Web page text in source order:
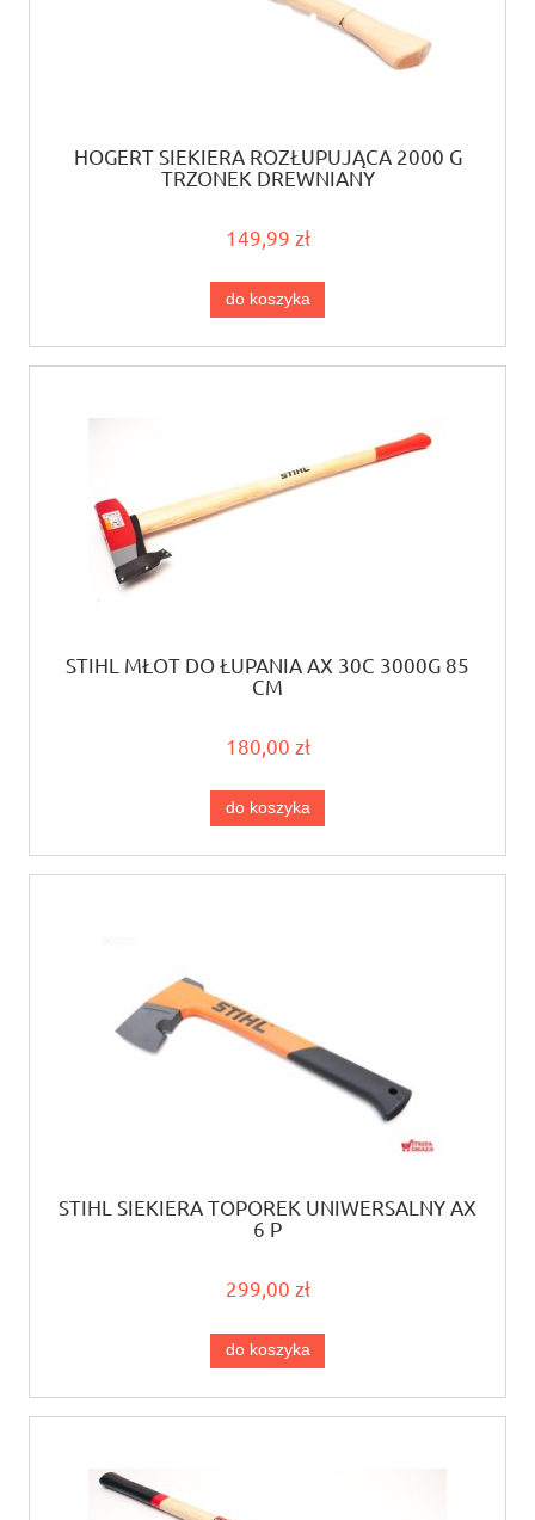
HOGERT SIEKIERA ROZŁUPUJĄCA 2000 G
TRZONEK DREWNIANY
149,99 zł
do koszyka
STIHL MŁOT DO ŁUPANIA AX 30C 3000G 85
CM
180,00 zł
do koszyka
STIHL SIEKIERA TOPOREK UNIWERSALNY AX
6 P
299,00 zł
do koszyka